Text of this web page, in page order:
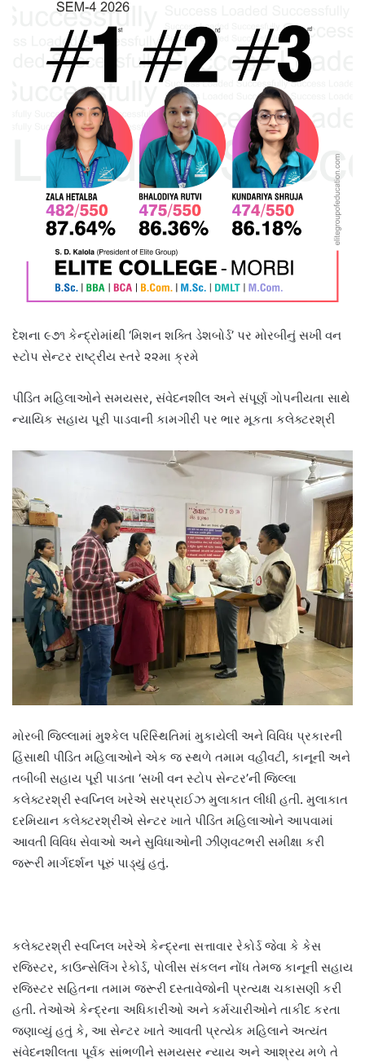
દેશના ૯૭૧ કેન્દ્રોમાંથી ‘મિશન શક્તિ ડેશબોર્ડ’ પર મોરબીનું સખી વન
સ્ટોપ સેન્ટર રાષ્ટ્રીય સ્તરે ૨૨મા ક્રમે
પીડિત મહિલાઓને સમયસર, સંવેદનશીલ અને સંપૂર્ણ ગોપનીયતા સાથે
ન્યાયિક સહાય પૂરી પાડવાની કામગીરી પર ભાર મૂકતા કલેક્ટરશ્રી
મોરબી જિલ્લામાં મુશ્કેલ પરિસ્થિતિમાં મુકાયેલી અને વિવિધ પ્રકારની
હિંસાથી પીડિત મહિલાઓને એક જ સ્થળે તમામ વહીવટી, કાનૂની અને
તબીબી સહાય પૂરી પાડતા ‘સખી વન સ્ટોપ સેન્ટર’ની જિલ્લા
કલેક્ટરશ્રી સ્વપ્નિલ ખરેએ સરપ્રાઈઝ મુલાકાત લીધી હતી. મુલાકાત
દરમિયાન કલેક્ટરશ્રીએ સેન્ટર ખાતે પીડિત મહિલાઓને આપવામાં
આવતી વિવિધ સેવાઓ અને સુવિધાઓની ઝીણવટભરી સમીક્ષા કરી
જરૂરી માર્ગદર્શન પૂરું પાડ્યું હતું.
કલેક્ટરશ્રી સ્વપ્નિલ ખરેએ કેન્દ્રના સત્તાવાર રેકોર્ડ જેવા કે કેસ
રજિસ્ટર, કાઉન્સેલિંગ રેકોર્ડ, પોલીસ સંકલન નોંધ તેમજ કાનૂની સહાય
રજિસ્ટર સહિતના તમામ જરૂરી દસ્તાવેજોની પ્રત્યક્ષ ચકાસણી કરી
હતી. તેઓએ કેન્દ્રના અધિકારીઓ અને કર્મચારીઓને તાકીદ કરતા
જણાવ્યું હતું કે, આ સેન્ટર ખાતે આવતી પ્રત્યેક મહિલાને અત્યંત
સંવેદનશીલતા પૂર્વક સાંભળીને સમયસર ન્યાય અને આશ્રય મળે તે